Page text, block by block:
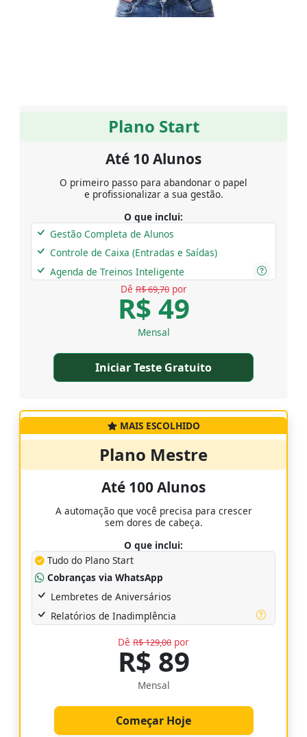
Plano Start
Até 10 Alunos
O primeiro passo para abandonar o papel
e profissionalizar a sua gestão.
O que inclui:
Gestão Completa de Alunos
Controle de Caixa (Entradas e Saídas)
Agenda de Treinos Inteligente
DêR$ 69,70por
R$ 49
Mensal
Iniciar Teste Gratuito
MAIS ESCOLHIDO
Plano Mestre
Até 100 Alunos
A automação que você precisa para crescer
sem dores de cabeça.
O que inclui:
Tudo do Plano Start
Cobranças via WhatsApp
Lembretes de Aniversários
Relatórios de Inadimplência
Dê R$ 129,00 por
R$ 89
Mensal
Começar Hoje